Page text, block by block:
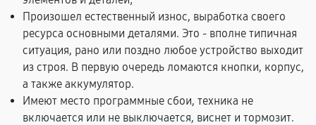
Произошел естественный износ, выработка своего
ресурса основными деталями. Это - вполне типичная
ситуация, рано или поздно любое устройство выходит
из строя. В первую очередь ломаются кнопки, корпус,
а также аккумулятор.
Имеют место программные сбои, техника не
включается или не выключается, виснет и тормозит.